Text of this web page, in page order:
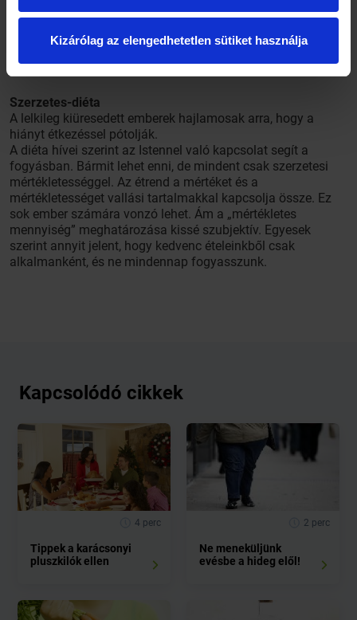
Kizárólag az elengedhetetlen sütiket használja
vékony szelet teljes kiőrlésű kenyér, mogyoróvajjal vagy
paradicsommal és egy szelet sovány mozarella.
Szerzetes-diéta
A lelkileg kiüresedett emberek hajlamosak arra, hogy a
hiányt étkezéssel pótolják.
A diéta hívei szerint az Istennel való kapcsolat segít a
fogyásban. Bármit lehet enni, de mindent csak szerzetesi
mértékletességgel. Az étrend a mértéket és a
mértékletességet vallási tartalmakkal kapcsolja össze. Ez
sok ember számára vonzó lehet. Ám a „mértékletes
mennyiség” meghatározása kissé szubjektív. Egyesek
szerint annyit jelent, hogy kedvenc ételeinkből csak
alkalmanként, és ne mindennap fogyasszunk.
Kapcsolódó cikkek
4 perc
Tippek a karácsonyi
pluszkilók ellen
2 perc
Ne meneküljünk
evésbe a hideg elől!